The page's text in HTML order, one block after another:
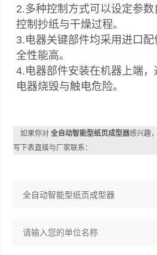
2.多种控制方式可以设定参
控制抄纸与干燥过程。
3.电器关键部件均采用进口
全性能高。
4.电器部件安装在机器上端
电器烧毁与触电危险。
如果你对全自动智能型纸页成型器感兴趣
写下表直接与厂家联系：